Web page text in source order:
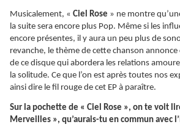
Musicalement, « Ciel Rose » ne montre
la suite sera encore plus Pop. Même si les
encore présentes, il y aura un peu plus de
revanche, le thème de cette chanson
de ce disque qui abordera les relations
la solitude. Ce que l’on est après toutes nos
ainsi dire le fil rouge de cet EP à paraître.
Sur la pochette de « Ciel Rose », on te voit
Merveilles », qu’aurais-tu en commun avec